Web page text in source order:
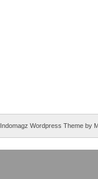
Indomagz Wordpress Theme by